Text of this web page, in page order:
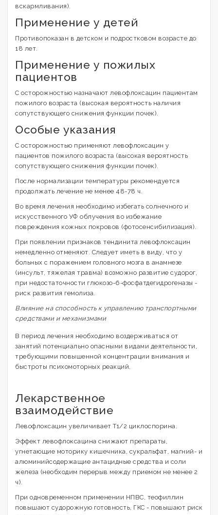
вскармливания).
Применение у детей
Противопоказан в детском и подростковом возрасте до
18 лет.
Применение у пожилых
пациентов
С осторожностью назначают левофлоксацин пациентам
пожилого возраста (высокая вероятность наличия
сопутствующего снижения функции почек).
Особые указания
С осторожностью применяют левофлоксацин у
пациентов пожилого возраста (высокая вероятность
сопутствующего снижения функции почек).
После нормализации температуры рекомендуется
продолжать лечение не менее 48-78 ч.
Во время лечения необходимо избегать солнечного и
искусственного УФ облучения во избежание
повреждения кожных покровов (фотосенсибилизация).
При появлении признаков тендинита левофлоксацин
немедленно отменяют. Следует иметь в виду, что у
больных с поражением головного мозга в анамнезе
(инсульт, тяжелая травма) возможно развитие судорог,
при недостаточности глюкoзo-6-фосфатдeгидpoгeназы -
риск развития гемолиза.
Влияние на способность к управлению транспортными
средствами и механизмами
В период лечения необходимо воздерживаться от
занятий потенциально опасными видами деятельности,
требующими повышенной концентрации внимания и
быстроты психомоторных реакций.
Лекарственное
взаимодействие
Левофлоксацин увеличивает T1/2 циклоспорина.
Эффект левофлоксацина снижают препараты,
угнетающие моторику кишечника, сукральфат, магний- и
алюминийсодержащие антацидные средства и соли
железа (необходим перерыв между приемом не менее 2
ч).
При одновременном применении НПВС, теофиллин
повышают судорожную готовность, ГКС - повышают риск